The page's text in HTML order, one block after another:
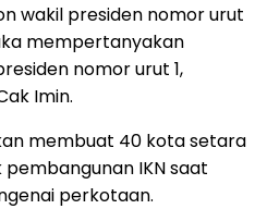
wakil presiden nomor urut
mempertanyakan
nomor urut 1,
Imin.
membuat 40 kota setara
IKN saat
perkotaan.